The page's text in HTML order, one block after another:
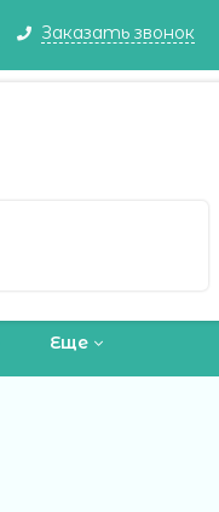
Заказать звонок
Еще